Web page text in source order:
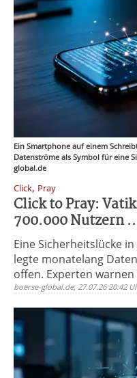
Ein Smartphone auf einem
Datenströme als Symbol für eine
global.de
Click, Pray
Click to Pray:
700.000 Nutzern
Eine Sicherheitslücke
legte monatelang
offen. Experten
boerse-global.de, 27.07.26 20:42